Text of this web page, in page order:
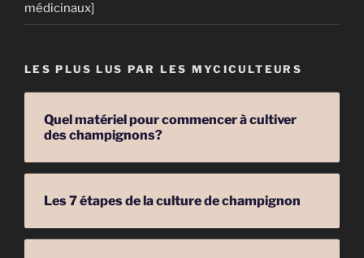
médicinaux]
LES PLUS LUS PAR LES MYCICULTEURS
Quel matériel pour commencer à cultiver
des champignons?
Les 7 étapes de la culture de champignon